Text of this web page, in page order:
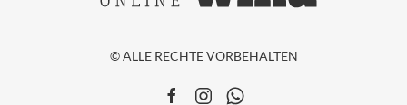
© ALLE RECHTE VORBEHALTEN